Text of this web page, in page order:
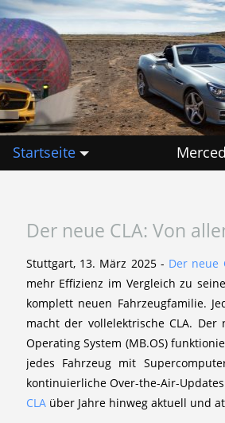
Startseite
Der neue CLA: Von
Stuttgart, 13. März 2025 - Der neue
mehr Effizienz im Vergleich zu
komplett neuen Fahrzeugfamilie.
macht der vollelektrische CLA.
Operating System (MB.OS)
jedes Fahrzeug mit
kontinuierliche Over-the-Air-
CLAüber Jahre hinweg aktuell und